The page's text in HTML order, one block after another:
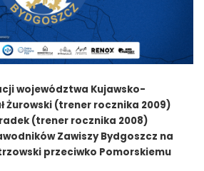
województwa Kujawsko-
Żurowski (trener rocznika 2009)
(trener rocznika 2008)
Zawiszy Bydgoszcz na
przeciwko Pomorskiemu